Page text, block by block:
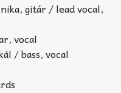
gitár / lead vocal,
vocal
/ bass, vocal